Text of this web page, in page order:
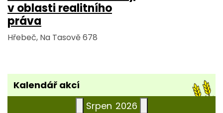
v oblasti realitního
práva
Hřebeč, Na Tasově 678
Kalendář akcí
Srpen 2026